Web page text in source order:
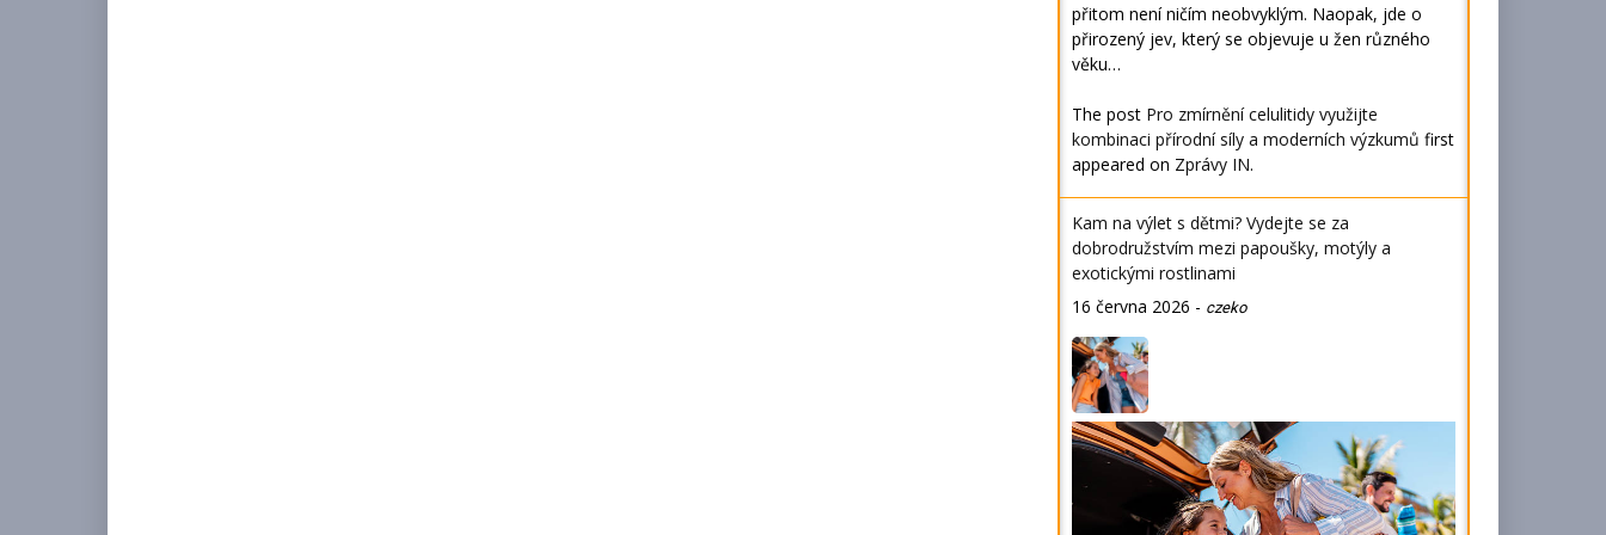
přitom není ničím neobvyklým. Naopak, jde o
přirozený jev, který se objevuje u žen různého
věku…
The post Pro zmírnění celulitidy využijte
kombinaci přírodní síly a moderních výzkumů first
appeared on Zprávy IN.
Kam na výlet s dětmi? Vydejte se za
dobrodružstvím mezi papoušky, motýly a
exotickými rostlinami
16 června 2026 - czeko